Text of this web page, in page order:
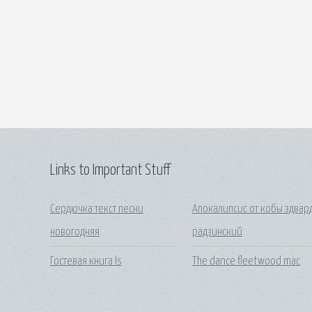
Links to Important Stuff
Сердючка текст песни
новогодняя
Гостевая книга ls
Апокалипсис от кобы
радзинский
The dance fleetwood mac